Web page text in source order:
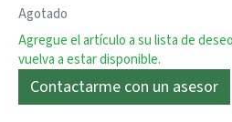
Agotado
Agregue el artículo a su lista de
vuelva a estar disponible.
Contactarme con un asesor